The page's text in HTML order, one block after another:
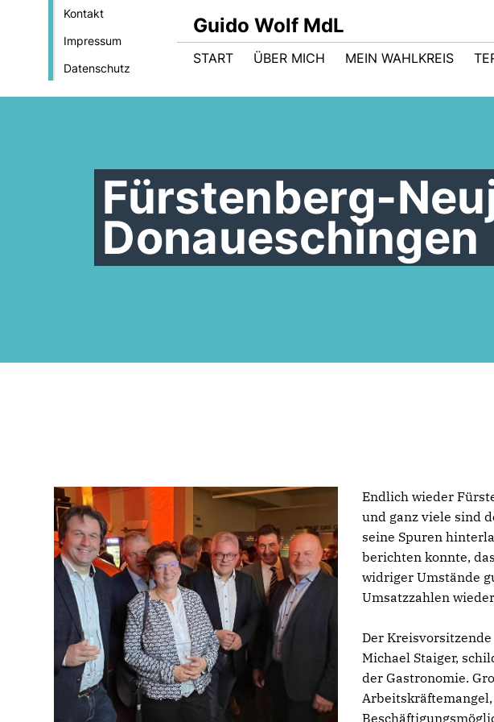
Kontakt
Impressum
Datenschutz
Guido Wolf MdL
START ÜBER MICH MEIN WAHLKREIS
Fürstenberg-
Donaueschingen
Endlich wieder
und ganz viele sind
seine Spuren
berichten konnte,
widriger Umstände
Umsatzzahlen
Der Kreisvorsitzende
Michael Staiger,
der Gastronomie.